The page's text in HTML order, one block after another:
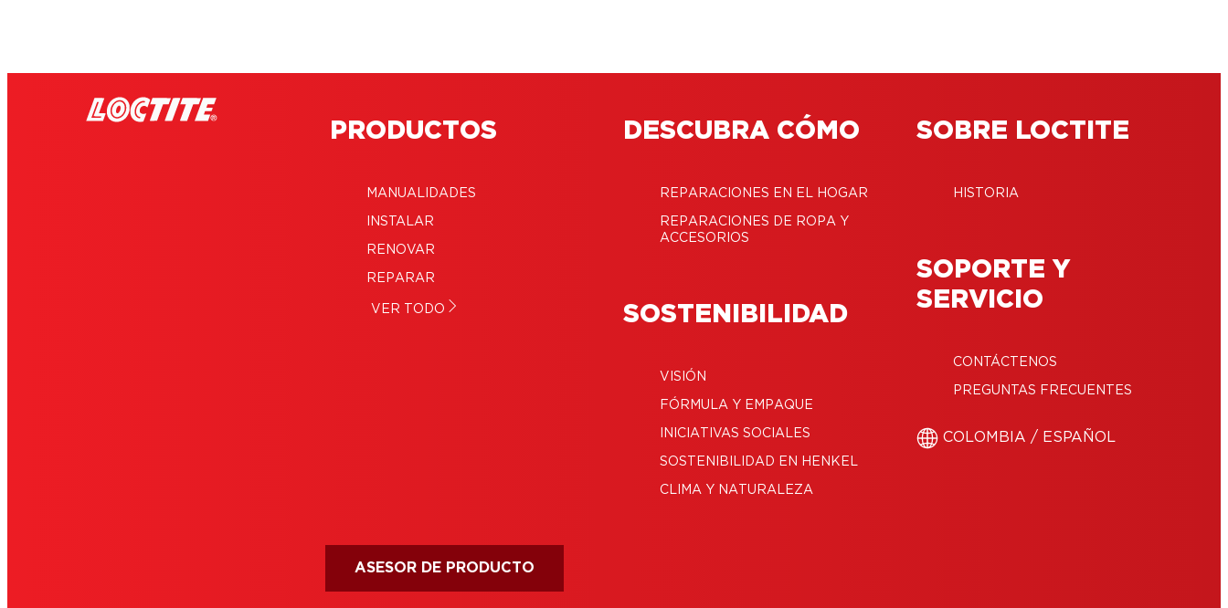
PRODUCTOS
MANUALIDADES
INSTALAR
RENOVAR
REPARAR
VER TODO
DESCUBRA CÓMO
REPARACIONES EN EL HOGAR
REPARACIONES DE ROPA Y
ACCESORIOS
SOSTENIBILIDAD
VISIÓN
FÓRMULA Y EMPAQUE
INICIATIVAS SOCIALES
SOSTENIBILIDAD EN HENKEL
CLIMA Y NATURALEZA
SOBRE LOCTITE
HISTORIA
SOPORTE Y
SERVICIO
CONTÁCTENOS
PREGUNTAS FRECUENTES
COLOMBIA / ESPAÑOL
ASESOR DE PRODUCTO